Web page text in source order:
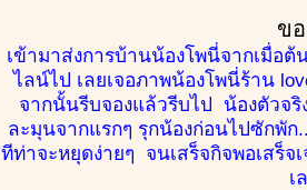
ข
เข้ามาส่งการบ้านน้องโพนี่จากเมื่อ
ไลน์ไป เลยเจอภาพน้องโพนี่ร้าน
จากนั้นรีบจองแล้วรีบไป น้องตัวจ
ละมุนจากแรกๆ รุกน้องก่อนไปซักพัก
ทีท่าจะหยุดง่ายๆ จนเสร็จกิจพอเสร็จ
เ